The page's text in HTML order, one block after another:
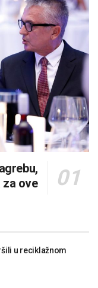
za ove
u reciklažnom